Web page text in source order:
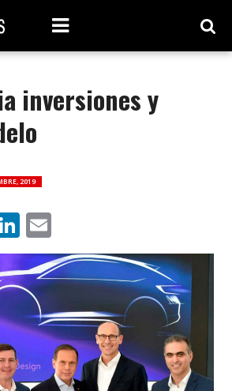
inversiones y
2019
LinkedIn
Email